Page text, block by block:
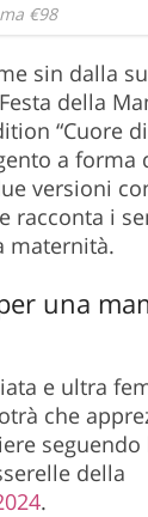
€98
sin dalla
della
“Cuore
a forma
versioni
racconta i
maternità.
una
e ultra
che
della
.